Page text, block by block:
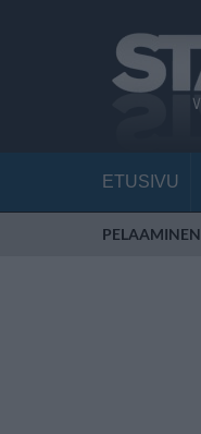
ETUSIVU
PELAAMINEN